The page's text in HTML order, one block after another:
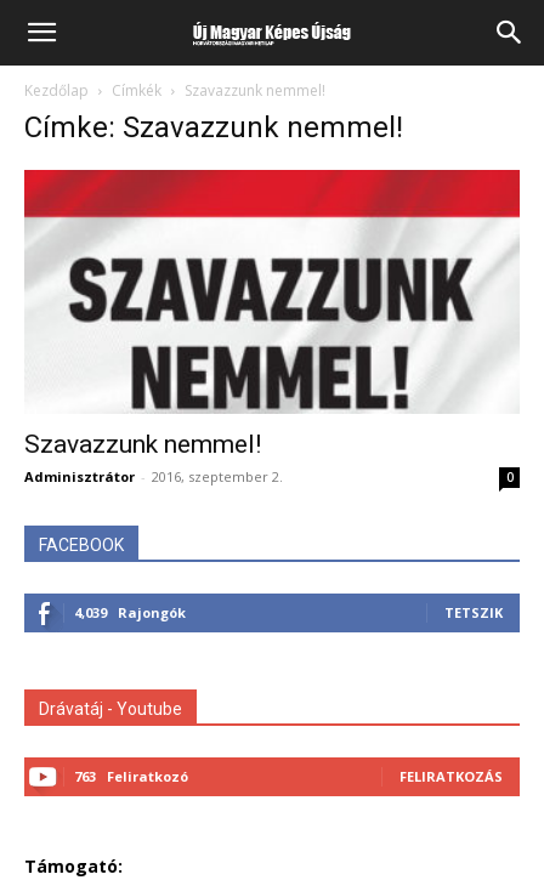
Kezdőlap Címkék Szavazzunk nemmel!
Címke: Szavazzunk nemmel!
Szavazzunk nemmel!
Adminisztrátor - 2016, szeptember 2. 0
FACEBOOK
4,039 Rajongók TETSZIK
Drávatáj - Youtube
763 Feliratkozó FELIRATKOZÁS
Támogató: